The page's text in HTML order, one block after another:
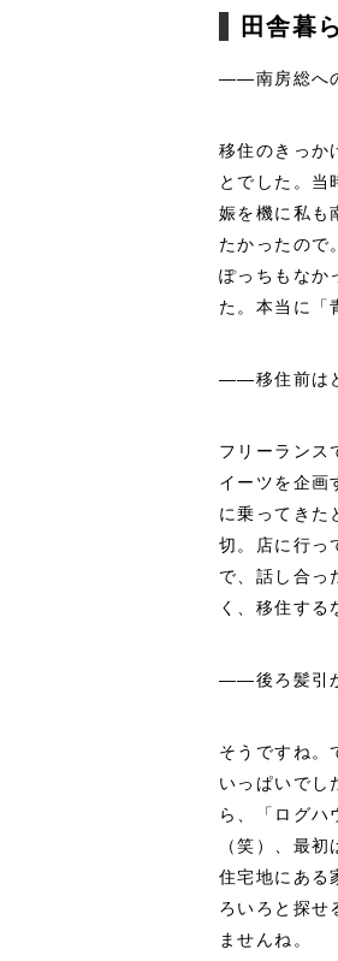
田舎暮
――南房総へ
移住のきっか
とでした。当
娠を機に私も
たかったので
ぽっちもなか
た。本当に「
――移住前は
フリーランス
イーツを企画
に乗ってきた
切。店に行っ
で、話し合っ
く、移住する
――後ろ髪引
そうですね。
いっぱいでし
ら、「ログ
（笑）、最
住宅地にある
ろいろと探せ
ませんね。